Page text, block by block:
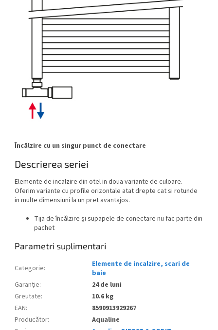
Încălzire cu un singur punct de conectare
Descrierea seriei
Elemente de incalzire din otel in doua variante de culoare.
Oferim variante cu profile orizontale atat drepte cat si rotunde
in multe dimensiuni la un pret avantajos.
Tija de încălzire și supapele de conectare nu fac parte din
pachet
Parametri suplimentari
Categorie:
Elemente de incalzire, scari de
baie
Garanţie:
24 de luni
Greutate:
10.6 kg
EAN:
8590913929267
Producător:
Aqualine